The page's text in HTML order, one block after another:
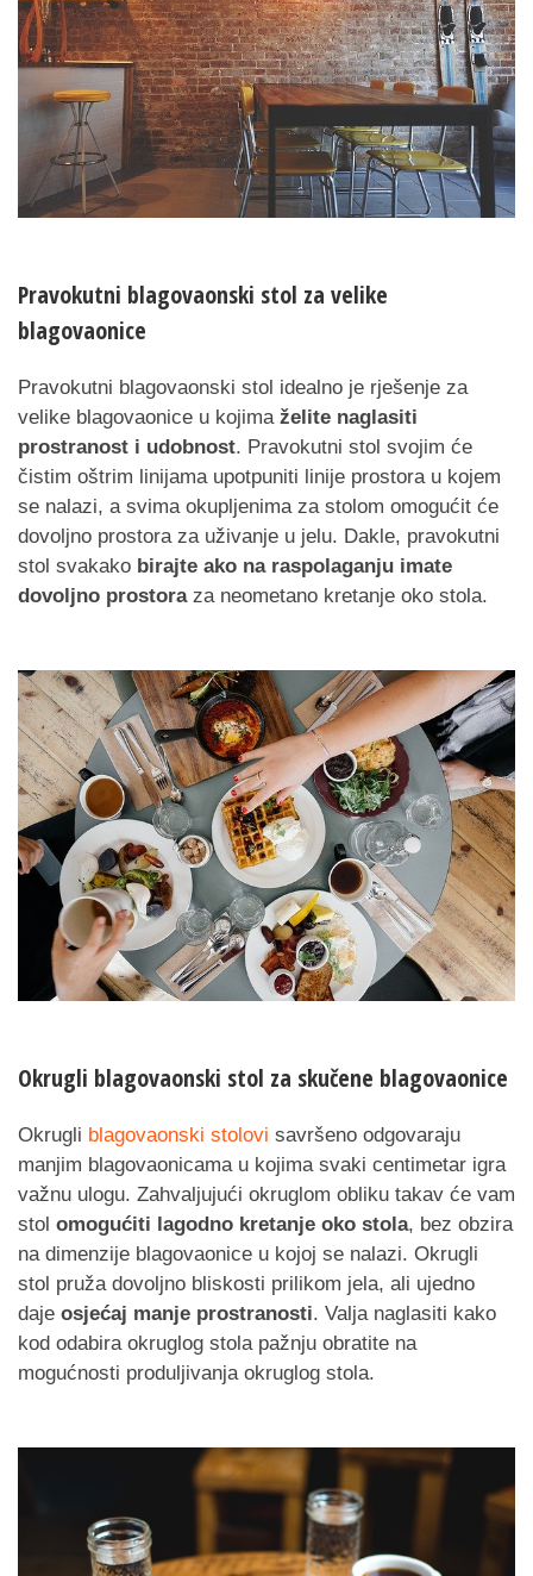
Pravokutni blagovaonski stol za velike
blagovaonice
Pravokutni blagovaonski stol idealno je rješenje za
velike blagovaonice u kojima želite naglasiti
prostranost i udobnost. Pravokutni stol svojim će
čistim oštrim linijama upotpuniti linije prostora u kojem
se nalazi, a svima okupljenima za stolom omogućit će
dovoljno prostora za uživanje u jelu. Dakle, pravokutni
stol svakako birajte ako na raspolaganju imate
dovoljno prostoraza neometano kretanje oko stola.
Okrugli blagovaonski stol za skučene blagovaonice
Okrugli blagovaonski stolovi savršeno odgovaraju
manjim blagovaonicama u kojima svaki centimetar igra
važnu ulogu. Zahvaljujući okruglom obliku takav će vam
stol omogućiti lagodno kretanje oko stola, bez obzira
na dimenzije blagovaonice u kojoj se nalazi. Okrugli
stol pruža dovoljno bliskosti prilikom jela, ali ujedno
daje osjećaj manje prostranosti. Valja naglasiti kako
kod odabira okruglog stola pažnju obratite na
mogućnosti produljivanja okruglog stola.